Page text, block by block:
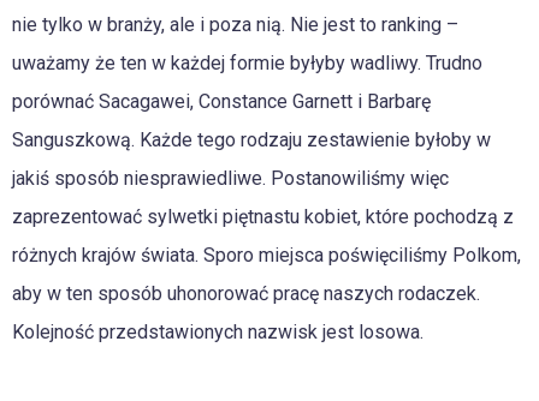
nie tylko w branży, ale i poza nią. Nie jest to ranking –
uważamy że ten w każdej formie byłyby wadliwy. Trudno
porównać Sacagawei, Constance Garnett i Barbarę
Sanguszkową. Każde tego rodzaju zestawienie byłoby w
jakiś sposób niesprawiedliwe. Postanowiliśmy więc
zaprezentować sylwetki piętnastu kobiet, które pochodzą z
różnych krajów świata. Sporo miejsca poświęciliśmy Polkom,
aby w ten sposób uhonorować pracę naszych rodaczek.
Kolejność przedstawionych nazwisk jest losowa.